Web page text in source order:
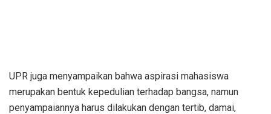
UPR juga menyampaikan bahwa aspirasi mahasiswa
merupakan bentuk kepedulian terhadap bangsa, namun
penyampaiannya harus dilakukan dengan tertib, damai,